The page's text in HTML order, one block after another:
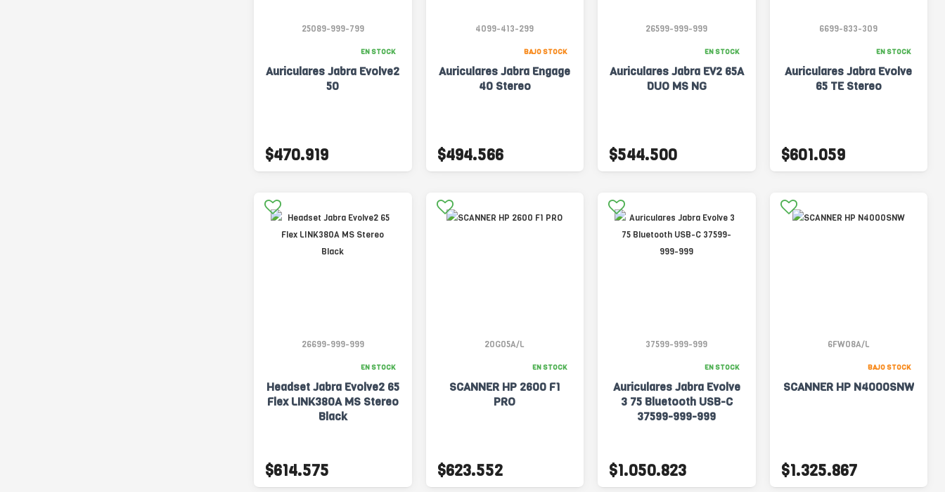
25089-999-799
EN STOCK
Auriculares Jabra Evolve2
50
$470.919
4099-413-299
BAJO STOCK
Auriculares Jabra Engage
40 Stereo
$494.566
26599-999-999
EN STOCK
Auriculares Jabra EV2 65A
DUO MS NG
$544.500
6699-833-309
EN STOCK
Auriculares Jabra Evolve
65 TE Stereo
$601.059
26699-999-999
EN STOCK
Headset Jabra Evolve2 65
Flex LINK380A MS Stereo
Black
$614.575
20G05A/L
EN STOCK
SCANNER HP 2600 F1
PRO
$623.552
37599-999-999
EN STOCK
Auriculares Jabra Evolve
3 75 Bluetooth USB-C
37599-999-999
$1.050.823
6FW08A/L
BAJO STOCK
SCANNER HP N4000SNW
$1.325.867